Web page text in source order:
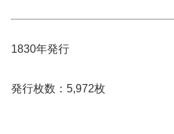
1830年発行
発行枚数：5,972枚